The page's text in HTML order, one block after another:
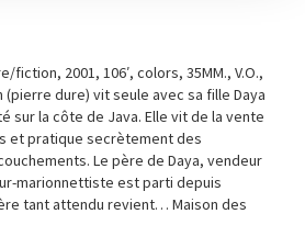
fiction, 2001, 106′, colors, 35MM., V.O.,
dure) vit seule avec sa fille Daya
sur la côte de Java. Elle vit de la vente
et pratique secrètement des
Le père de Daya, vendeur
marionnettiste est parti depuis
tant attendu revient… Maison des